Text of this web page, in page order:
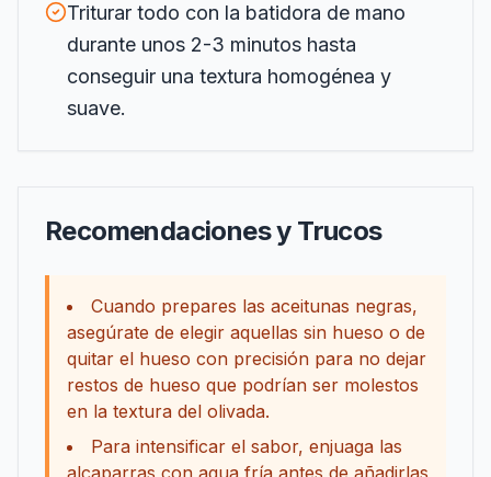
Triturar todo con la batidora de mano
durante unos 2-3 minutos hasta
conseguir una textura homogénea y
suave.
Recomendaciones y Trucos
Cuando prepares las aceitunas negras,
asegúrate de elegir aquellas sin hueso o de
quitar el hueso con precisión para no dejar
restos de hueso que podrían ser molestos
en la textura del olivada.
Para intensificar el sabor, enjuaga las
alcaparras con agua fría antes de añadirlas